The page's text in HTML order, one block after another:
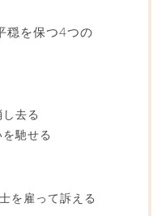
穏を保つ4つの
去る
馳せる
を雇って訴える